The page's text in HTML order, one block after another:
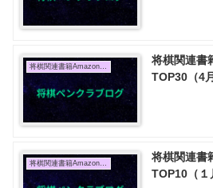
将棋関連書籍Amazon売上TOP10
将棋関連書
TOP30（4
将棋関連書籍Amazon売上TOP10
将棋関連書
TOP10（１